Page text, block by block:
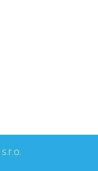
s.r.o.